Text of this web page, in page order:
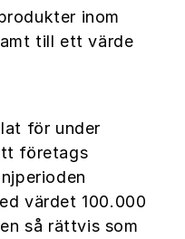
inom
till ett värde
för under
företags
värdet 100.000
så rättvis som